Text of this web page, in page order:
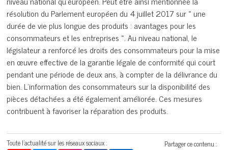
résolution du Parlement européen du 4 juillet 2017 sur « une
durée de vie plus longue des produits : avantages pour les
consommateurs et les entreprises ». Au niveau national, le
législateur a renforcé les droits des consommateurs pour la mise
en œuvre effective de la garantie légale de conformité qui court
pendant une période de deux ans, à compter de la délivrance du
bien. L’information des consommateurs sur la disponibilité des
pièces détachées a été également améliorée. Ces mesures
contribuent à favoriser la réparation des produits.
Partager ce contenu :
Toute l'actualité sur les réseaux sociaux :